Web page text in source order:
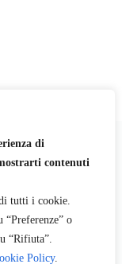
di
contenuti
tutti i cookie.
“Preferenze” o
“Rifiuta”.
Policy.